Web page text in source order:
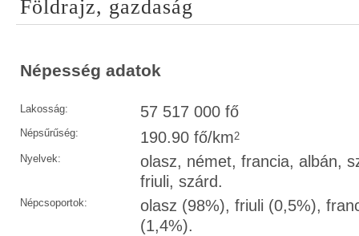
Földrajz, gazdaság
Népesség adatok
Lakosság: 57 517 000 fő
Népsűrűség: 190.90 fő/km2
Nyelvek:
olasz, német, francia, albán,
friuli, szárd.
Népcsoportok:
olasz (98%), friuli (0,5%),
(1,4%).